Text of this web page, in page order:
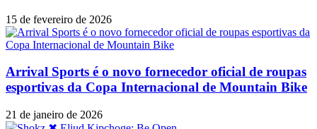
15 de fevereiro de 2026
Arrival Sports é o novo fornecedor oficial de roupas
esportivas da Copa Internacional de Mountain Bike
21 de janeiro de 2026